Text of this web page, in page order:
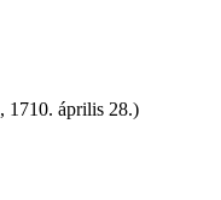
1710. április 28.)